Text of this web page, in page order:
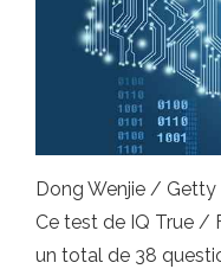
Dong Wenjie / Getty
Ce test de IQ True /
un total de 38